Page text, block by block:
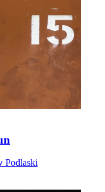
Podlaski